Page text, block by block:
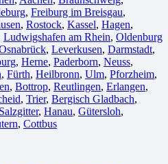
, Freiburg im Breisgau⁠,
, Rostock⁠, Kassel⁠, Hagen,
Ludwigshafen am Rhein⁠, Oldenburg
, Leverkusen, Darmstadt⁠,
, Herne⁠, Paderborn, Neuss,
, Fürth⁠, Heilbronn, Ulm⁠, Pforzheim,
, Bottrop, Reutlingen, Erlangen⁠,
, Trier⁠, Bergisch Gladbach,
Salzgitter⁠, Hanau, Gütersloh,
, Cottbus⁠